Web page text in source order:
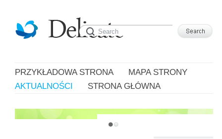
PRZYKŁADOWA STRONA
MAPA STRONY
AKTUALNOŚCI
STRONA GŁÓWNA
JUST ANOTHER WORDPRESS SITE